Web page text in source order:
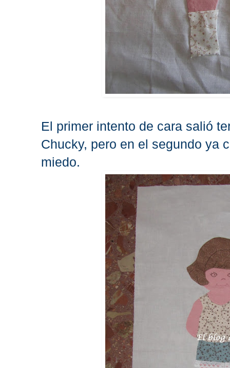
El primer intento de cara salió
Chucky, pero en el segundo ya
miedo.